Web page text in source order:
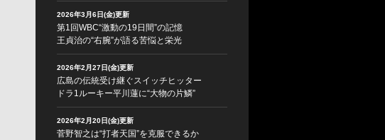
2026年3月6日(金)更新
第1回WBC“激動の19日間”の記憶
王貞治の“右腕”が語る苦悩と栄光
2026年2月27日(金)更新
広島の伝統受け継ぐスイッチヒッター
ドラ1ルーキー平川蓮に“大物の片鱗”
2026年2月20日(金)更新
菅野智之は“打者天国”を克服できるか